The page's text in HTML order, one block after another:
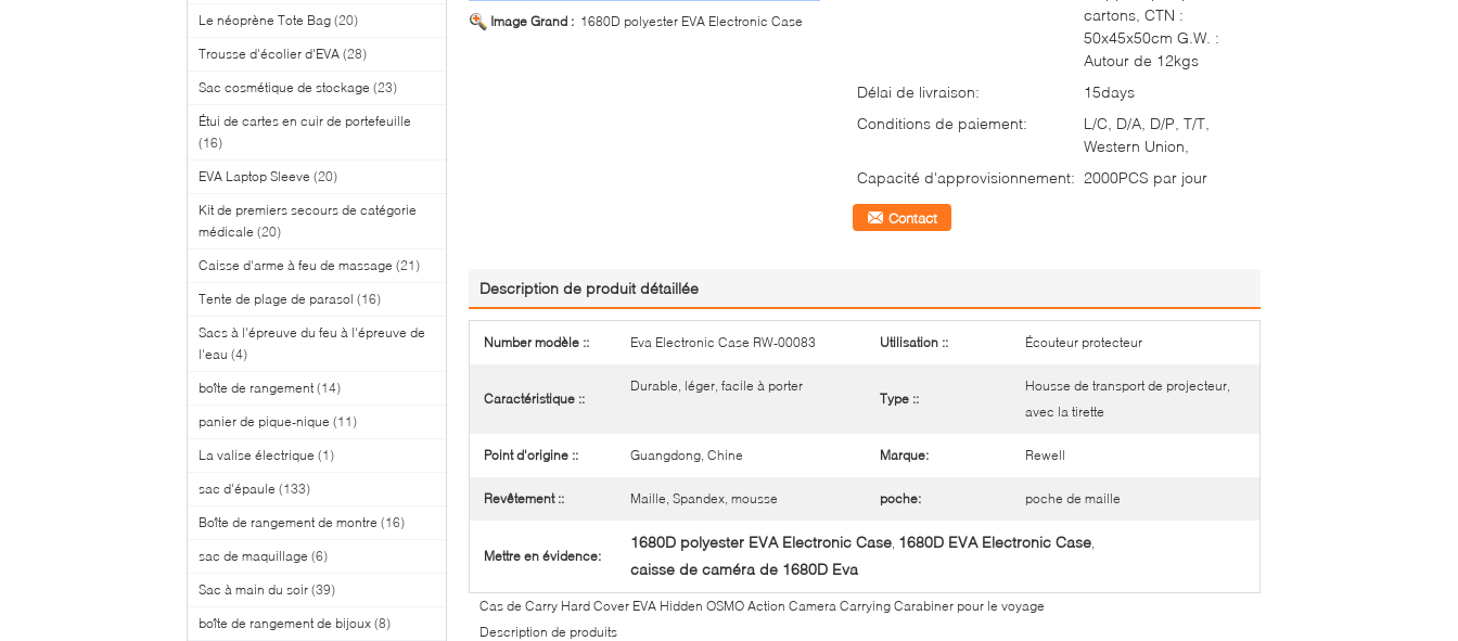
Le néoprène Tote Bag (20)
Trousse d'écolier d'EVA (28)
Sac cosmétique de stockage (23)
Étui de cartes en cuir de portefeuille
(16)
EVA Laptop Sleeve (20)
Kit de premiers secours de catégorie
médicale (20)
Caisse d'arme à feu de massage (21)
Tente de plage de parasol (16)
Sacs à l'épreuve du feu à l'épreuve de
l'eau (4)
boîte de rangement (14)
panier de pique-nique (11)
La valise électrique (1)
sac d'épaule (133)
Boîte de rangement de montre (16)
sac de maquillage (6)
Sac à main du soir (39)
boîte de rangement de bijoux (8)
Image Grand : 1680D polyester EVA Electronic Case
cartons, CTN :
50x45x50cm G.W. :
Autour de 12kgs
Délai de livraison:
15days
Conditions de paiement:
L/C, D/A, D/P, T/T,
Western Union,
Capacité d'approvisionnement: 2000PCS par jour
Contact
Description de produit détaillée
Number modèle :: Eva Electronic Case RW-00083 Utilisation :: Écouteur protecteur
Caractéristique ::
Durable, léger, facile à porter
Type ::
Housse de transport de projecteur,
avec la tirette
Point d'origine :: Guangdong, Chine Marque: Rewell
Revêtement :: Maille, Spandex, mousse poche: poche de maille
Mettre en évidence:
1680D polyester EVA Electronic Case, 1680D EVA Electronic Case,
caisse de caméra de 1680D Eva
Cas de Carry Hard Cover EVA Hidden OSMO Action Camera Carrying Carabiner pour le voyage
Description de produits